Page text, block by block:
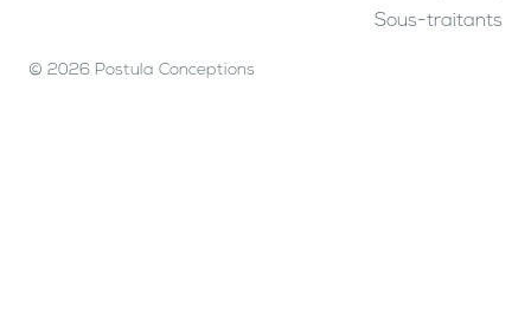
Sous-traitants
© 2026 Postula Conceptions